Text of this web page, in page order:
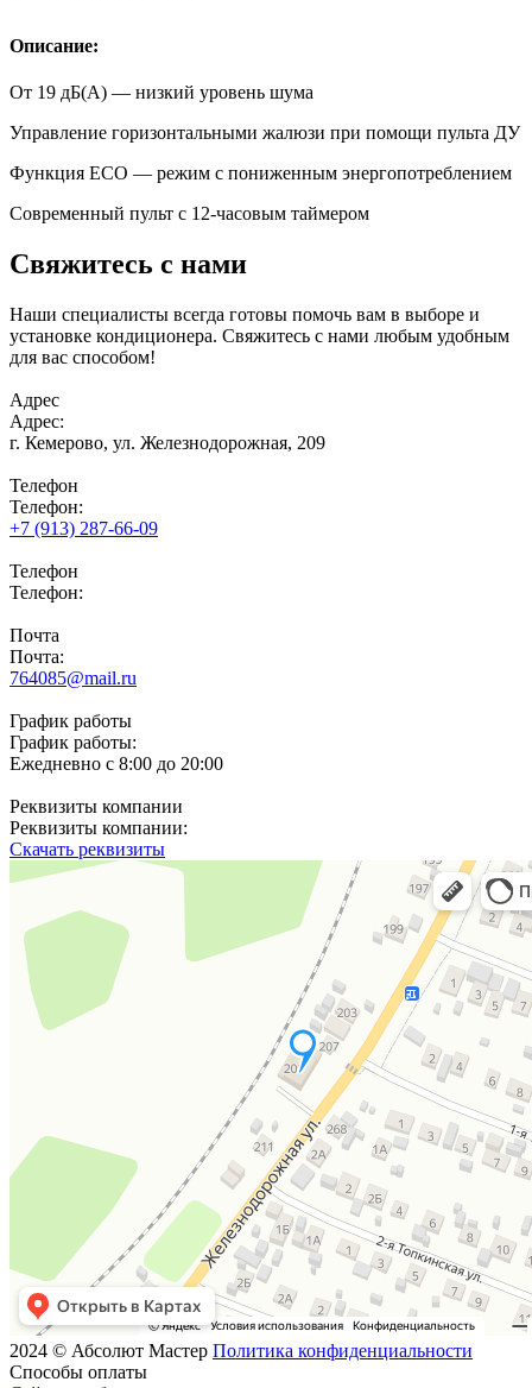
Описание:
От 19 дБ(А) — низкий уровень шума
Управление горизонтальными жалюзи при помощи пульта ДУ
Функция ECO — режим с пониженным энергопотреблением
Современный пульт с 12-часовым таймером
Свяжитесь с нами
Наши специалисты всегда готовы помочь вам в выборе и
установке кондиционера. Свяжитесь с нами любым удобным
для вас способом!
Адрес
Адрес:
г. Кемерово, ул. Железнодорожная, 209
Телефон
Телефон:
+7 (913) 287-66-09
Телефон
Телефон:
Почта
Почта:
764085@mail.ru
График работы
График работы:
Ежедневно с 8:00 до 20:00
Реквизиты компании
Реквизиты компании:
Скачать реквизиты
2024 © Абсолют Мастер Политика конфиденциальности
Способы оплаты